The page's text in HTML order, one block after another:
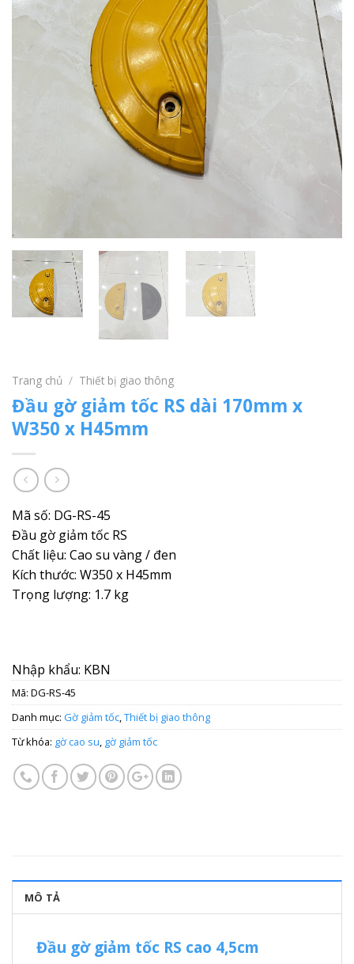
Trang chủ / Thiết bị giao thông
Đầu gờ giảm tốc RS dài 170mm x
W350 x H45mm
Mã số: DG-RS-45
Đầu gờ giảm tốc RS
Chất liệu: Cao su vàng / đen
Kích thước: W350 x H45mm
Trọng lượng: 1.7 kg
Nhập khẩu: KBN
Mã: DG-RS-45
Danh mục: Gờ giảm tốc,Thiết bị giao thông
Từ khóa: gờ cao su, gờ giảm tốc
MÔ TẢ
Đầu gờ giảm tốc RS cao 4,5cm